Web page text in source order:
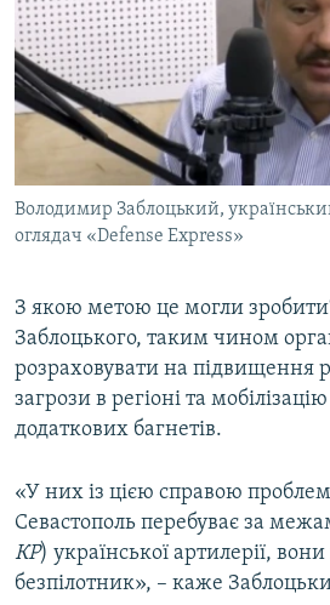
Володимир Заблоцький,
оглядач «Defense Express»
З якою метою це могли
Заблоцького, таким чином
розраховувати на підвищення
загрози в регіоні та
додаткових багнетів.
«У них із цією справою
Севастополь перебуває за
КР) української артилерії,
безпілотник», – каже